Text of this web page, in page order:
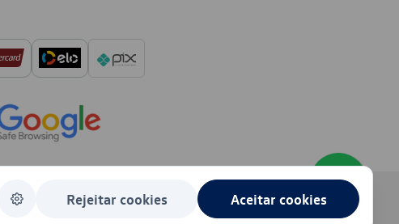
Rejeitar cookies Aceitar cookies